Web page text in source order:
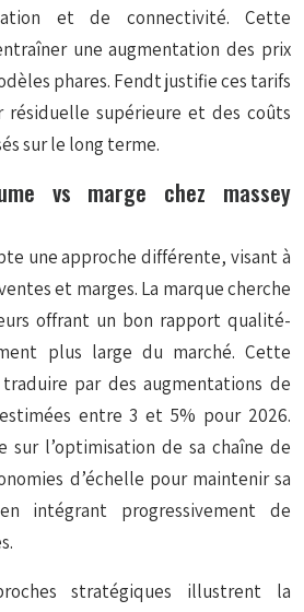
et de connectivité. Cette
une augmentation des prix
phares. Fendt justifie ces tarifs
résiduelle supérieure et des coûts
sur le long terme.
vs marge chez massey
une approche différente, visant à
et marges. La marque cherche
offrant un bon rapport qualité-
plus large du marché. Cette
par des augmentations de
entre 3 et 5% pour 2026.
sur l’optimisation de sa chaîne de
d’échelle pour maintenir sa
intégrant progressivement de
stratégiques illustrent la